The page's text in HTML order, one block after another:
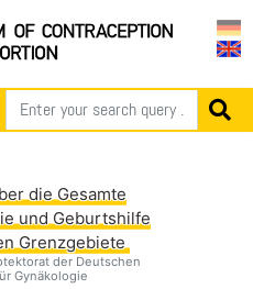
die Gesamte
und Geburtshilfe
Grenzgebiete
der Deutschen
Gynäkologie